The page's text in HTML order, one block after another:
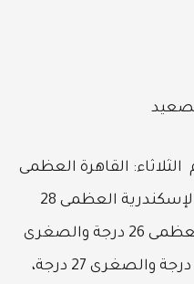
الثلاثاء: القاهرة العظمى
36 درجة والصغرى 24 درجة، والإسكندرية العظمى 28
والصغرى 20 درجة، ومطروح العظمى 26 درجة والصغرى
18 درجة، وسوهاج العظمى 44 درجة والصغرى 27 درجة،